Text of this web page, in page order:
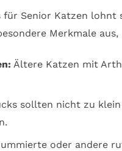
für Senior Katzen
Merkmale
Ältere Katzen mit
sollten nicht zu
oder andere